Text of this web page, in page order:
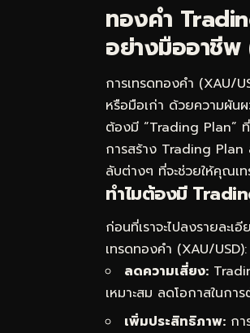
ทองคำ
อย่างมืออาชี
การเทรดทองคำ (XAU/
หรือมือเก่า ด้วยความผันผ
ต้องมี “Trading Plan” ที่
การสร้าง Trading Plan
ลับต่างๆ ที่จะช่วยให้คุณเ
ทำไมต้องมี
ก่อนที่เราจะไปลงรายละ
เทรดทองคำ (XAU/USD):
ลดความเสี่ยง:
เหมาะสม ลดโอกาสในก
เพิ่มประสิทธิภาพ: ก